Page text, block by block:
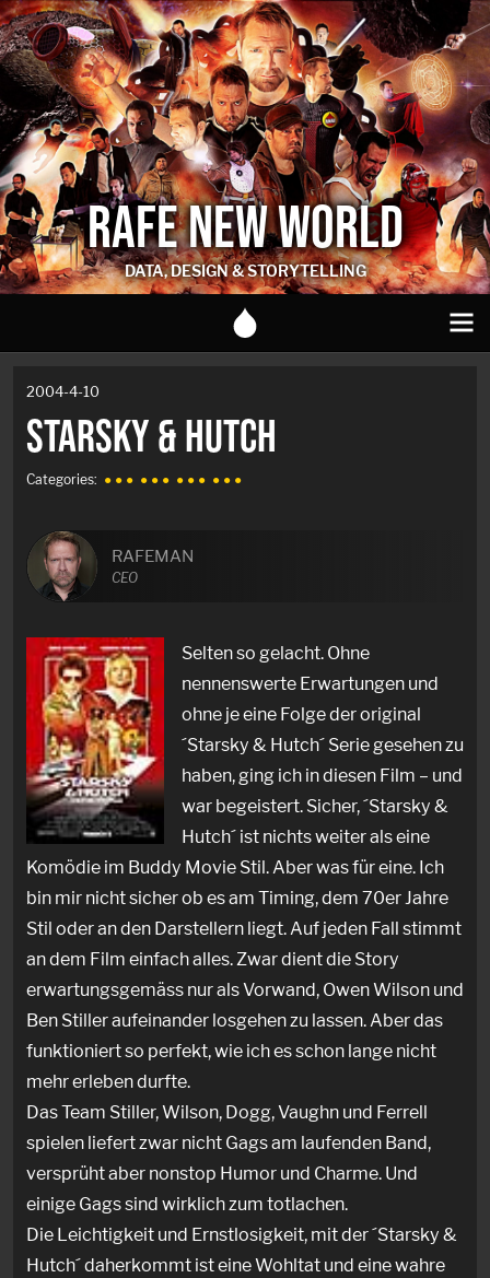
RAFE NEW WORLD
DATA, DESIGN & STORYTELLING
2004-4-10
STARSKY & HUTCH
Categories: ● ● ● ● ● ● ● ● ● ● ● ●
RAFEMAN
CEO
Selten so gelacht. Ohne
nennenswerte Erwartungen und
ohne je eine Folge der original
´Starsky & Hutch´ Serie gesehen zu
haben, ging ich in diesen Film – und
war begeistert. Sicher, ´Starsky &
Hutch´ ist nichts weiter als eine
Komödie im Buddy Movie Stil. Aber was für eine. Ich
bin mir nicht sicher ob es am Timing, dem 70er Jahre
Stil oder an den Darstellern liegt. Auf jeden Fall stimmt
an dem Film einfach alles. Zwar dient die Story
erwartungsgemäss nur als Vorwand, Owen Wilson und
Ben Stiller aufeinander losgehen zu lassen. Aber das
funktioniert so perfekt, wie ich es schon lange nicht
mehr erleben durfte.
Das Team Stiller, Wilson, Dogg, Vaughn und Ferrell
spielen liefert zwar nicht Gags am laufenden Band,
versprüht aber nonstop Humor und Charme. Und
einige Gags sind wirklich zum totlachen.
Die Leichtigkeit und Ernstlosigkeit, mit der ´Starsky &
Hutch´ daherkommt ist eine Wohltat und eine wahre